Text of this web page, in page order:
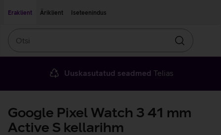
Eraklient
Äriklient Iseteenindus
Otsin
Uuskasutatud seadmed Telias
Google Pixel Watch 3 41 mm
Active S kellarihm